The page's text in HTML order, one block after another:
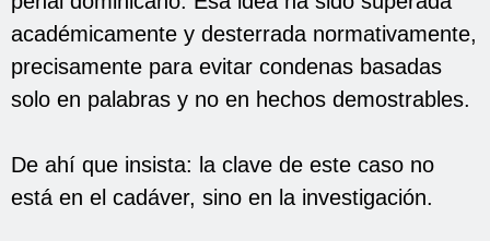
académicamente y desterrada normativamente,
precisamente para evitar condenas basadas
solo en palabras y no en hechos demostrables.
De ahí que insista: la clave de este caso no
está en el cadáver, sino en la investigación.